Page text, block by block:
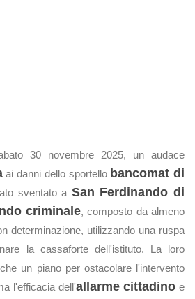
30 novembre 2025, un audace
ai danni dello sportello bancomat di
sventato a San Ferdinando di
criminale, composto da almeno
determinazione, utilizzando una ruspa
la cassaforte dell'istituto. La loro
un piano per ostacolare l'intervento
l'efficacia dell'allarme cittadino e